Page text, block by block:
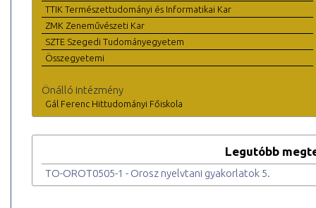
TTIK Természettudományi és Informatikai Kar
ZMK Zeneművészeti Kar
SZTE Szegedi Tudományegyetem
Összegyetemi
Önálló intézmény
Gál Ferenc Hittudományi Főiskola
Legutóbb
TO-OROT0505-1 - Orosz nyelvtani gyakorlatok 5.